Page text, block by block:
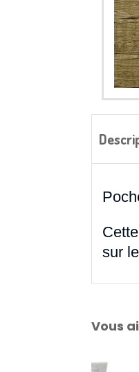
sur
Vous
-40 %